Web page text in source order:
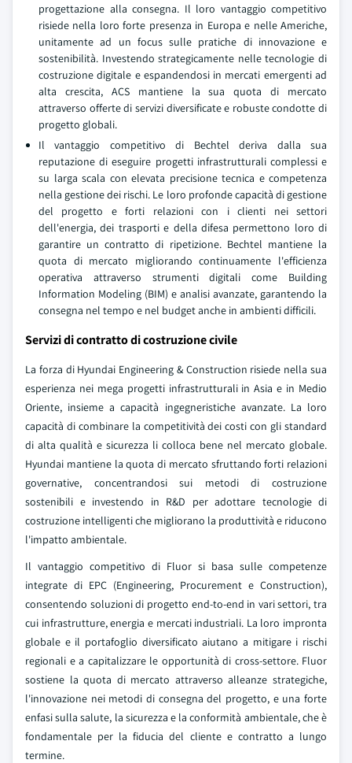
progettazione alla consegna. Il loro vantaggio competitivo
risiede nella loro forte presenza in Europa e nelle Americhe,
unitamente ad un focus sulle pratiche di innovazione e
sostenibilità. Investendo strategicamente nelle tecnologie di
costruzione digitale e espandendosi in mercati emergenti ad
alta crescita, ACS mantiene la sua quota di mercato
attraverso offerte di servizi diversificate e robuste condotte di
progetto globali.
Il vantaggio competitivo di Bechtel deriva dalla sua
reputazione di eseguire progetti infrastrutturali complessi e
su larga scala con elevata precisione tecnica e competenza
nella gestione dei rischi. Le loro profonde capacità di gestione
del progetto e forti relazioni con i clienti nei settori
dell'energia, dei trasporti e della difesa permettono loro di
garantire un contratto di ripetizione. Bechtel mantiene la
quota di mercato migliorando continuamente l'efficienza
operativa attraverso strumenti digitali come Building
Information Modeling (BIM) e analisi avanzate, garantendo la
consegna nel tempo e nel budget anche in ambienti difficili.
Servizi di contratto di costruzione civile
La forza di Hyundai Engineering & Construction risiede nella sua
esperienza nei mega progetti infrastrutturali in Asia e in Medio
Oriente, insieme a capacità ingegneristiche avanzate. La loro
capacità di combinare la competitività dei costi con gli standard
di alta qualità e sicurezza li colloca bene nel mercato globale.
Hyundai mantiene la quota di mercato sfruttando forti relazioni
governative, concentrandosi sui metodi di costruzione
sostenibili e investendo in R&D per adottare tecnologie di
costruzione intelligenti che migliorano la produttività e riducono
l'impatto ambientale.
Il vantaggio competitivo di Fluor si basa sulle competenze
integrate di EPC (Engineering, Procurement e Construction),
consentendo soluzioni di progetto end-to-end in vari settori, tra
cui infrastrutture, energia e mercati industriali. La loro impronta
globale e il portafoglio diversificato aiutano a mitigare i rischi
regionali e a capitalizzare le opportunità di cross-settore. Fluor
sostiene la quota di mercato attraverso alleanze strategiche,
l'innovazione nei metodi di consegna del progetto, e una forte
enfasi sulla salute, la sicurezza e la conformità ambientale, che è
fondamentale per la fiducia del cliente e contratto a lungo
termine.